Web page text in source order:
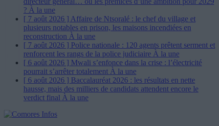
? À la une
[ 7 août 2026 ] Affaire de Ntsoralé : le chef du village et
plusieurs notables en prison, les maisons incendiées en
reconstruction À la une
[ 7 août 2026 ] Police nationale : 120 agents prêtent serment et
renforcent les rangs de la police judiciaire À la une
[ 6 août 2026 ] Mwali s’enfonce dans la crise : l’électricité
pourrait s’arrêter totalement À la une
[ 6 août 2026 ] Baccalauréat 2026 : les résultats en nette
hausse, mais des milliers de candidats attendent encore le
verdict final À la une